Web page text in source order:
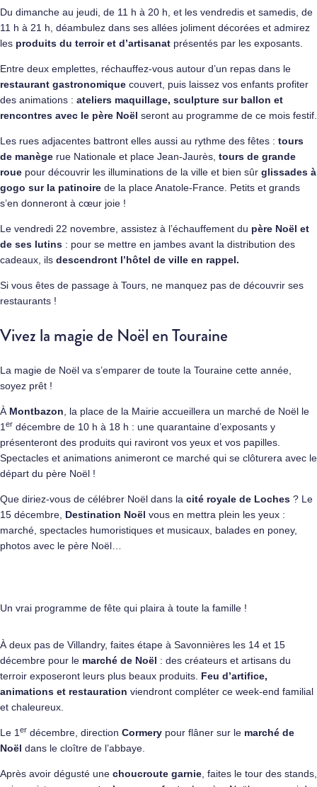
Du dimanche au jeudi, de 11 h à 20 h, et les vendredis et samedis, de
11 h à 21 h, déambulez dans ses allées joliment décorées et admirez
les produits du terroir et d’artisanat présentés par les exposants.
Entre deux emplettes, réchauffez-vous autour d’un repas dans le
restaurant gastronomique couvert, puis laissez vos enfants profiter
des animations : ateliers maquillage, sculpture sur ballon et
rencontres avec le père Noël seront au programme de ce mois festif.
Les rues adjacentes battront elles aussi au rythme des fêtes : tours
de manège rue Nationale et place Jean-Jaurès, tours de grande
roue pour découvrir les illuminations de la ville et bien sûr glissades à
gogo sur la patinoire de la place Anatole-France. Petits et grands
s’en donneront à cœur joie !
Le vendredi 22 novembre, assistez à l’échauffement du père Noël et
de ses lutins : pour se mettre en jambes avant la distribution des
cadeaux, ils descendront l’hôtel de ville en rappel.
Si vous êtes de passage à Tours, ne manquez pas de découvrir ses
restaurants !
Vivez la magie de Noël en Touraine
La magie de Noël va s’emparer de toute la Touraine cette année,
soyez prêt !
À Montbazon , la place de la Mairie accueillera un marché de Noël le
1 er décembre de 10 h à 18 h : une quarantaine d’exposants y
présenteront des produits qui raviront vos yeux et vos papilles.
Spectacles et animations animeront ce marché qui se clôturera avec le
départ du père Noël !
Que diriez-vous de célébrer Noël dans la cité royale de Loches ? Le
15 décembre, Destination Noël vous en mettra plein les yeux :
marché, spectacles humoristiques et musicaux, balades en poney,
photos avec le père Noël…
Un vrai programme de fête qui plaira à toute la famille !
À deux pas de Villandry, faites étape à Savonnières les 14 et 15
décembre pour le marché de Noël : des créateurs et artisans du
terroir exposeront leurs plus beaux produits. Feu d’artifice,
animations et restauration viendront compléter ce week-end familial
et chaleureux.
Le 1 er décembre, direction Cormery pour flâner sur le marché de
Noël dans le cloître de l’abbaye.
Après avoir dégusté une choucroute garnie , faites le tour des stands,